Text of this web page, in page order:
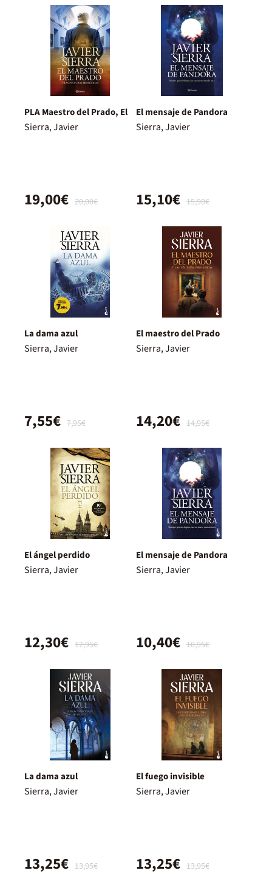
PLA Maestro del Prado, El
Sierra, Javier
20,00€
19,00€
El mensaje de Pandora
Sierra, Javier
15,90€
15,10€
La dama azul
Sierra, Javier
7,95€
7,55€
El maestro del Prado
Sierra, Javier
14,95€
14,20€
El ángel perdido
Sierra, Javier
12,95€
12,30€
El mensaje de Pandora
Sierra, Javier
10,95€
10,40€
La dama azul
Sierra, Javier
13,95€
13,25€
El fuego invisible
Sierra, Javier
13,95€
13,25€